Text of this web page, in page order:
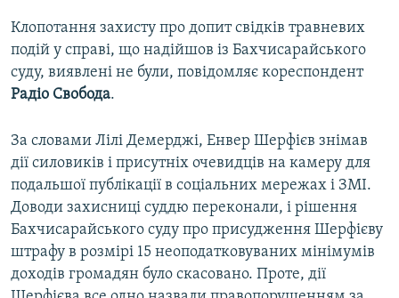
Клопотання захисту про допит свідків травневих
подій у справі, що надійшов із Бахчисарайського
суду, виявлені не були, повідомляє кореспондент
Радіо Свобода.
За словами Лілі Демерджі, Енвер Шерфієв знімав
дії силовиків і присутніх очевидців на камеру для
подальшої публікації в соціальних мережах і ЗМІ.
Доводи захисниці суддю переконали, і рішення
Бахчисарайського суду про присудження Шерфієву
штрафу в розмірі 15 неоподатковуваних мінімумів
доходів громадян було скасовано. Проте, дії